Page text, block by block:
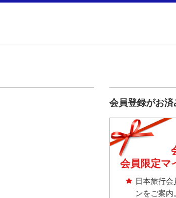
会員登録がお
会員限定マ
日本旅行
ンをご案内